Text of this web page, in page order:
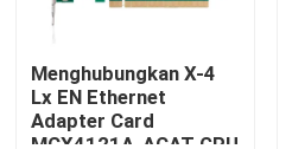
Kontrol Kualitas
Hubungi Kami
Menghubungkan X-4
Lx EN Ethernet
Adapter Card